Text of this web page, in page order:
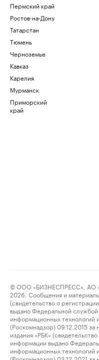
Пермский край
Ростов-на-Дону
Татарстан
Тюмень
Черноземье
Кавказ
Карелия
Мурманск
Приморский
край
© ООО «БИЗНЕСПРЕСС», АО
2026. Сообщения и
(свидетельство о
выдано Федеральной
информационных технологий
(Роскомнадзор) 09.12.2015
издания «РБК»
информации выдано
информационных технологий